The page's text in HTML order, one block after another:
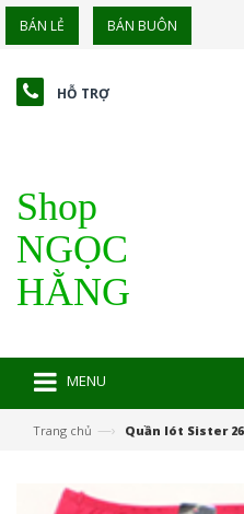
BÁN LẺ BÁN BUÔN
HỖ TRỢ
Shop
NGỌC
HẰNG
MENU
Trang chủ —› Quần lót Sister